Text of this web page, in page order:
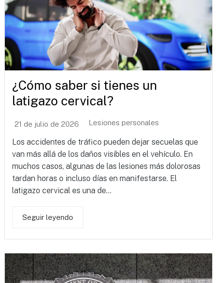
¿Cómo saber si tienes un
latigazo cervical?
21 de julio de 2026 Lesiones personales
Los accidentes de tráfico pueden dejar secuelas que
van más allá de los daños visibles en el vehículo. En
muchos casos, algunas de las lesiones más dolorosas
tardan horas o incluso días en manifestarse. El
latigazo cervical es una de...
Seguir leyendo